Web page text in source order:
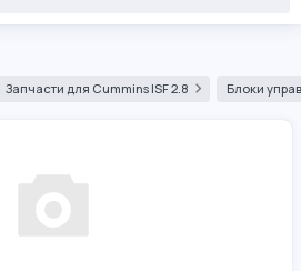
Запчасти для Cummins ISF 2.8 Блоки